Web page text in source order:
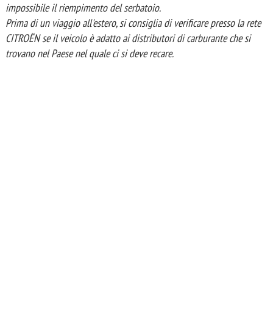
impossibile il riempimento del serbatoio.
Prima di un viaggio all'estero, si consiglia di verificare presso la rete
CITROËN se il veicolo è adatto ai distributori di carburante che si
trovano nel Paese nel quale ci si deve recare.